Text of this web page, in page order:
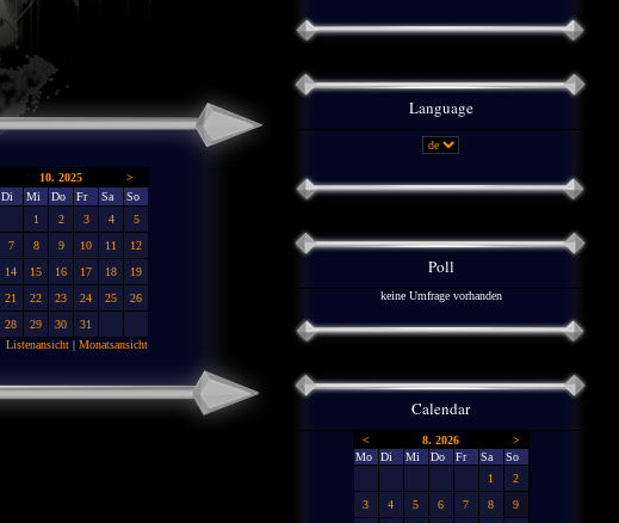
10. 2025
>
Di Mi Do Fr Sa
So
1
2 3 4
5
7 8 9 10 11
12
14 15 16 17 18
19
21 22 23 24 25
26
28 29 30
31
Listenansicht | Monatsansicht
Language
Poll
keine Umfrage vorhanden
Calendar
< 8. 2026
>
Mo
Di Mi Do Fr Sa
So
1
2
3
4 5 6 7 8
9